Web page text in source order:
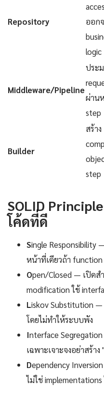
Repository
ออก
logic
Middleware/Pipeline
ประ
ผ่าน
step
Builder
สร้าง
step
SOLID
โค้ดที่ดี
Single Responsibility
หน้าที่เดียวถ้า
Open/Closed — เปิด
modification ใช้
Liskov Substitution —
โดยไม่ทำให้ระบบพัง
Interface
เฉพาะเจาะจงอย่าสร้า
Dependency
ไม่ใช่